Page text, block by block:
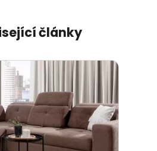
články